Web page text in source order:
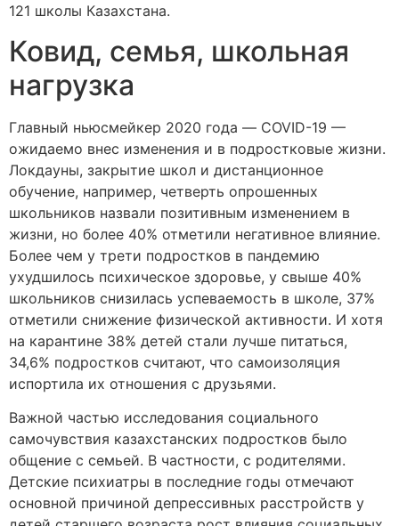
121 школы Казахстана.
Ковид, семья, школьная
нагрузка
Главный ньюсмейкер 2020 года — COVID-19 —
ожидаемо внес изменения и в подростковые жизни.
Локдауны, закрытие школ и дистанционное
обучение, например, четверть опрошенных
школьников назвали позитивным изменением в
жизни, но более 40% отметили негативное влияние.
Более чем у трети подростков в пандемию
ухудшилось психическое здоровье, у свыше 40%
школьников снизилась успеваемость в школе, 37%
отметили снижение физической активности. И хотя
на карантине 38% детей стали лучше питаться,
34,6% подростков считают, что самоизоляция
испортила их отношения с друзьями.
Важной частью исследования социального
самочувствия казахстанских подростков было
общение с семьей. В частности, с родителями.
Детские психиатры в последние годы отмечают
основной причиной депрессивных расстройств у